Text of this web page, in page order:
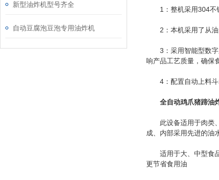
新型油炸机型号齐全
自动豆腐泡豆泡专用油炸机
1：整机采用304不
2：本机采用了从油
3：采用智能型数字
响产品工艺质量，确保
4：配置自动上料斗
全自动鸡爪猪蹄油
此设备适用于肉类、
成、内部采用先进的油
适用于大、中型食品
更节省食用油